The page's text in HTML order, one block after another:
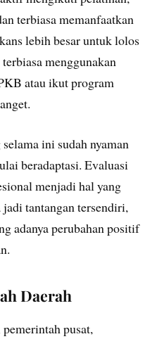
terbiasa memanfaatkan
lebih besar untuk lolos
menggunakan
atau ikut program
ini sudah nyaman
beradaptasi. Evaluasi
menjadi hal yang
tantangan tersendiri,
adanya perubahan positif
Daerah
pusat,